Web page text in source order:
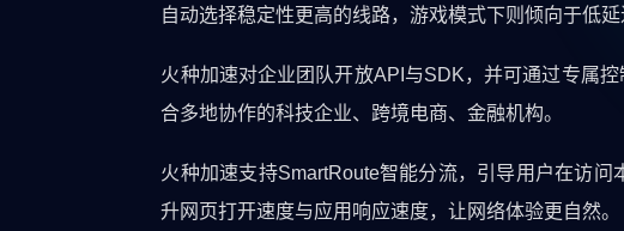
自动选择稳定性更高的线路，游戏模式下则倾向于低延
火种加速对企业团队开放API与SDK，并可通过专属
合多地协作的科技企业、跨境电商、金融机构。
火种加速支持SmartRoute智能分流，引导用户在访
升网页打开速度与应用响应速度，让网络体验更自然。